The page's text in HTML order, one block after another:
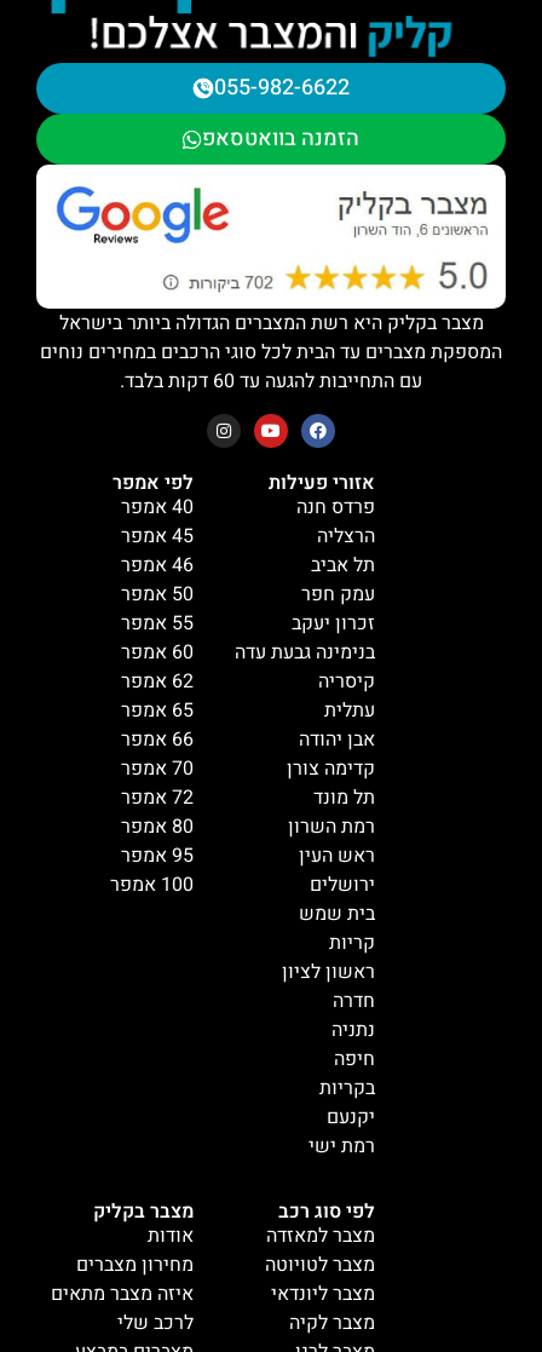
מצבר בקליק
אודות
מחירון מצברים
איזה מצבר מתאים
לרכב שלי
לפי סוג רכב
מצבר למאזדה
מצבר לטויוטה
מצבר ליונדאי
מצבר לקיה
לפי אמפר
40 אמפר
45 אמפר
46 אמפר
50 אמפר
55 אמפר
60 אמפר
62 אמפר
65 אמפר
66 אמפר
70 אמפר
72 אמפר
80 אמפר
95 אמפר
100 אמפר
אזורי פעילות
פרדס חנה
הרצליה
תל אביב
עמק חפר
זכרון יעקב
בנימינה גבעת עדה
קיסריה
עתלית
אבן יהודה
קדימה צורן
תל מונד
רמת השרון
ראש העין
ירושלים
בית שמש
קריות
ראשון לציון
חדרה
נתניה
חיפה
בקריות
יקנעם
רמת ישי
055-982-6622
הזמנה בוואטסאפ
מצבר בקליק היא רשת המצברים הגדולה ביותר בישראל
המספקת מצברים עד הבית לכל סוגי הרכבים במחירים נוחים
עם התחייבות להגעה עד 60 דקות בלבד.